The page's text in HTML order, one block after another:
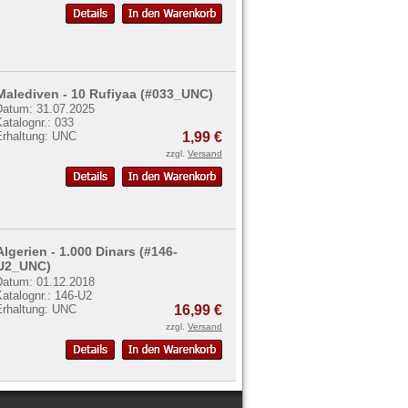
- 10 Rufiyaa (#033_UNC)
31.07.2025
033
UNC
1,99 €
zzgl. Versand
- 1.000 Dinars (#146-
01.12.2018
146-U2
UNC
16,99 €
zzgl. Versand